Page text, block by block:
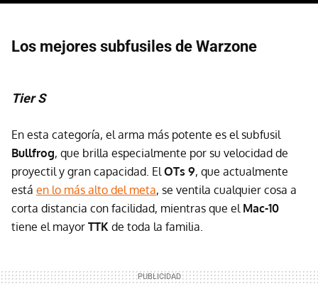
Los mejores subfusiles de Warzone
Tier S
En esta categoría, el arma más potente es el subfusil
Bullfrog, que brilla especialmente por su velocidad de
proyectil y gran capacidad. El OTs 9, que actualmente
está en lo más alto del meta, se ventila cualquier cosa a
corta distancia con facilidad, mientras que el Mac-10
tiene el mayor TTK de toda la familia.